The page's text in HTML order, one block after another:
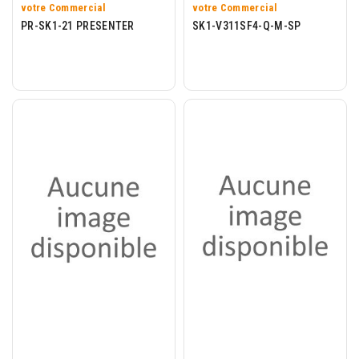
votre Commercial
PR-SK1-21 PRESENTER
votre Commercial
SK1-V311SF4-Q-M-SP